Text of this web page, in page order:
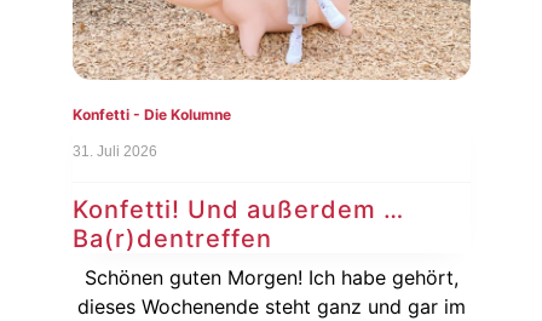
Konfetti - Die Kolumne
31. Juli 2026
Konfetti! Und außerdem …
Ba(r)dentreffen
Schönen guten Morgen! Ich habe gehört,
dieses Wochenende steht ganz und gar im